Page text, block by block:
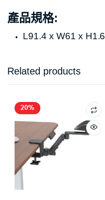
產品規格:
L91.4 x W61 x
Related products
20%